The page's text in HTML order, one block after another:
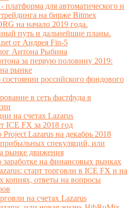
платформа для автоматического и
на бирже Bitmex
на начало 2019 года.
путь и дальнейшие планы.
от Андрея Fin-5
Антона Рыбина
за первую половину 2019:
рынке
состоянии российского фондового
в сеть фастфуда в
на счетах Lazarus
ICE FX за 2018 год
Project Lazarus на декабрь 2018
спекуляций, или
рынке движения
заработке на финансовых рынках
старт торговли в ICE FX и на
копиях, ответы на вопросы
на счетах Lazarus